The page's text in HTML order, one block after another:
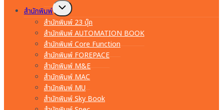
สำนักพิมพ์
Toggle
child
menu
สำนักพิมพ์ 23 บุ๊ค
สำนักพิมพ์ AUTOMATION BOOK
สำนักพิมพ์ Core Function
สำนักพิมพ์ FOREPACE
สำนักพิมพ์ M&E
สำนักพิมพ์ MAC
สำนักพิมพ์ MU
สำนักพิมพ์ Sky Book